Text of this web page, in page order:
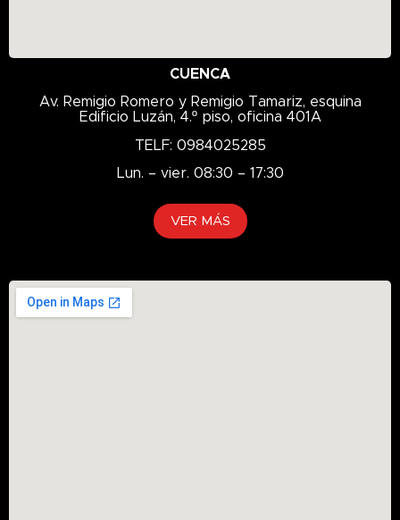
CUENCA
Av. Remigio Romero y Remigio Tamariz, esquina
Edificio Luzán, 4.º piso, oficina 401A
TELF: 0984025285
Lun. – vier. 08:30 – 17:30
VER MÁS